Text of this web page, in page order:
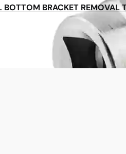
BOTTOM BRACKET REMOVAL